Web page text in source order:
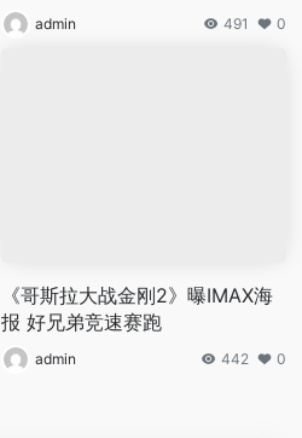
admin 491 0
《哥斯拉大战金刚2》曝IMAX海
报 好兄弟竞速赛跑
admin 442 0